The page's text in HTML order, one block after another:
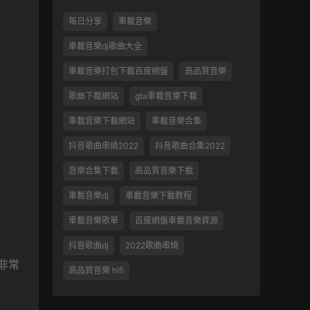
常
每日分享 車載音樂
車載音樂dj歌曲大全
車載音樂打包下載百度網盤 高品質音樂
歌曲下載網站 gta車載音樂下載
車載音樂下載網站 車載音樂合集
抖音歌曲串燒2022 抖音歌曲合集2022
音樂合集下載 高品質音樂下載
車載音樂dj 車載音樂下載教程
車載音樂歌單 百度網盤車載音樂資源
抖音歌曲dj 2022歌曲串燒
高品質音樂 hifi